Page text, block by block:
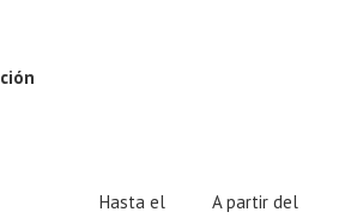
Hasta el A partir del